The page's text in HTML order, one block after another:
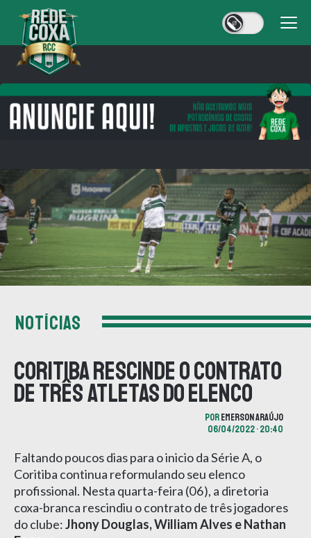
NOTÍCIAS
Coritiba rescinde o contrato
de três atletas do elenco
POREMERSON ARAÚJO
06/04/2022 • 20:40
Faltando poucos dias para o inicio da Série A, o
Coritiba continua reformulando seu elenco
profissional. Nesta quarta-feira (06), a diretoria
coxa-branca rescindiu o contrato de três jogadores
do clube:Jhony Douglas, William Alves e Nathan